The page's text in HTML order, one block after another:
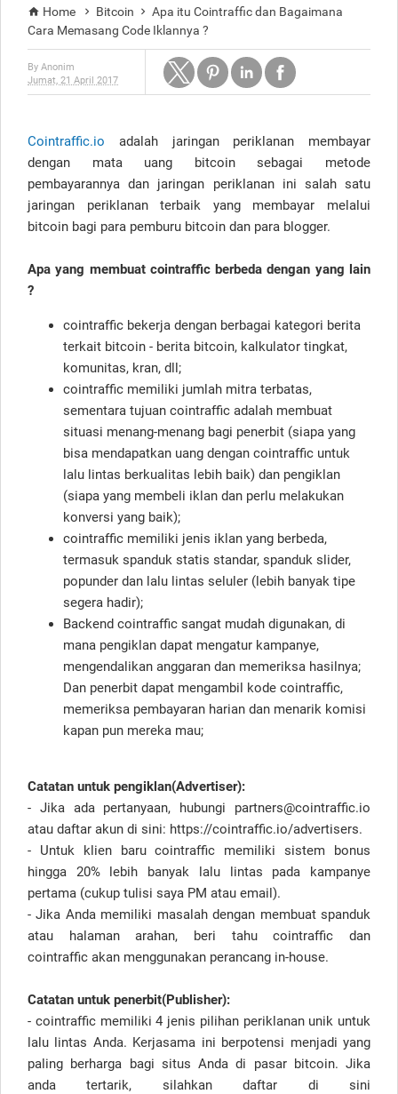
 Home  Bitcoin  Apa itu Cointraffic dan Bagaimana
Cara Memasang Code Iklannya ?
By Anonim
Jumat, 21 April 2017
Cointraffic.io adalah jaringan periklanan membayar
dengan mata uang bitcoin sebagai metode
pembayarannya dan jaringan periklanan ini salah satu
jaringan periklanan terbaik yang membayar melalui
bitcoin bagi para pemburu bitcoin dan para blogger.
Apa yang membuat cointraffic berbeda dengan yang lain
?
cointraffic bekerja dengan berbagai kategori berita
terkait bitcoin - berita bitcoin, kalkulator tingkat,
komunitas, kran, dll;
cointraffic memiliki jumlah mitra terbatas,
sementara tujuan cointraffic adalah membuat
situasi menang-menang bagi penerbit (siapa yang
bisa mendapatkan uang dengan cointraffic untuk
lalu lintas berkualitas lebih baik) dan pengiklan
(siapa yang membeli iklan dan perlu melakukan
konversi yang baik);
cointraffic memiliki jenis iklan yang berbeda,
termasuk spanduk statis standar, spanduk slider,
popunder dan lalu lintas seluler (lebih banyak tipe
segera hadir);
Backend cointraffic sangat mudah digunakan, di
mana pengiklan dapat mengatur kampanye,
mengendalikan anggaran dan memeriksa hasilnya;
Dan penerbit dapat mengambil kode cointraffic,
memeriksa pembayaran harian dan menarik komisi
kapan pun mereka mau;
Catatan untuk pengiklan(Advertiser):
- Jika ada pertanyaan, hubungi partners@cointraffic.io
atau daftar akun di sini: https://cointraffic.io/advertisers.
- Untuk klien baru cointraffic memiliki sistem bonus
hingga 20% lebih banyak lalu lintas pada kampanye
pertama (cukup tulisi saya PM atau email).
- Jika Anda memiliki masalah dengan membuat spanduk
atau halaman arahan, beri tahu cointraffic dan
cointraffic akan menggunakan perancang in-house.
Catatan untuk penerbit(Publisher):
- cointraffic memiliki 4 jenis pilihan periklanan unik untuk
lalu lintas Anda. Kerjasama ini berpotensi menjadi yang
paling berharga bagi situs Anda di pasar bitcoin. Jika
anda tertarik, silahkan daftar di sini